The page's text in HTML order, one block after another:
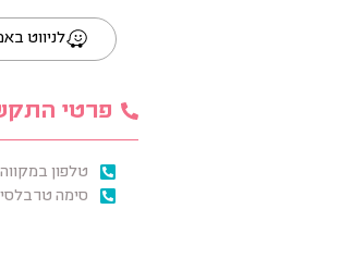
לניווט
פרטי
טלפון במקווה
סימה טרבלסי